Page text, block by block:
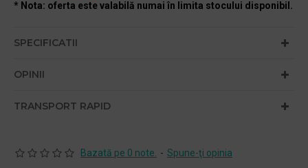
* Nota: oferta este valabilă numai în limita stocului disponibil.
SPECIFICATII
OPINII
TRANSPORT RAPID
Bazată pe 0 note. - Spune-ţi opinia